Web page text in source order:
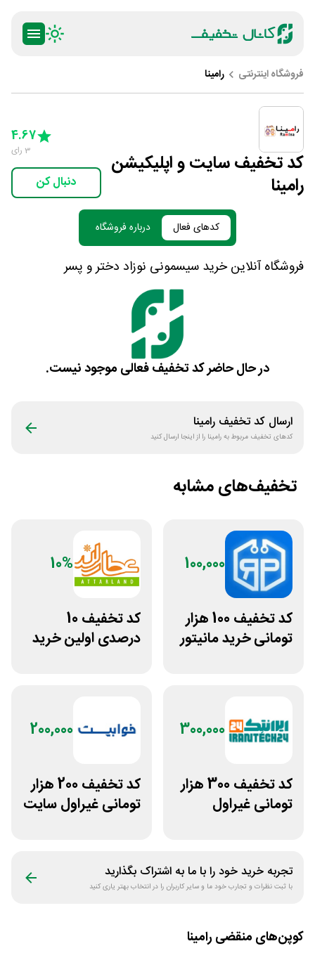
فروشگاه اینترنتی رامینا
کد تخفیف سایت و اپلیکیشن
رامینا
4 Stars
5 Stars
4.67
3 رای
دنبال کن
کدهای فعال درباره فروشگاه
فروشگاه آنلاین خرید سیسمونی نوزاد دختر و پسر
در حال حاضر کد تخفیف فعالی موجود نیست.
ارسال کد تخفیف رامینا
کدهای تخفیف مربوط بهرامینا را از اینجا ارسال کنید
تخفیف‌های مشابه
100,000
کد تخفیف 100 هزار
تومانی خرید مانیتور
10%
کد تخفیف 10
درصدی اولین خرید
300,000
کد تخفیف 300 هزار
تومانی غیراول
200,000
کد تخفیف 200 هزار
تومانی غیراول سایت
تجربه خرید خود را با ما به اشتراک بگذارید
با ثبت نظرات و تجارب خود ما و سایر کاربران را در انتخاب بهتر یاری کنید
کوپن‌های منقضی رامینا